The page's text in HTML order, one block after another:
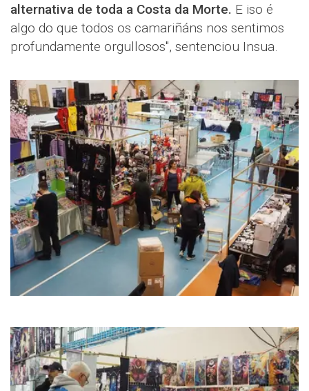
alternativa de toda a Costa da Morte. E iso é
algo do que todos os camariñáns nos sentimos
profundamente orgullosos", sentenciou Insua.